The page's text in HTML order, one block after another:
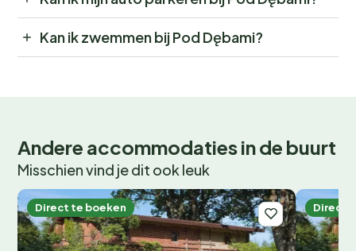
Kan ik zwemmen bij Pod Dębami?
Andere accommodaties in de buurt
Misschien vind je dit ook leuk
Direct te boeken Direct